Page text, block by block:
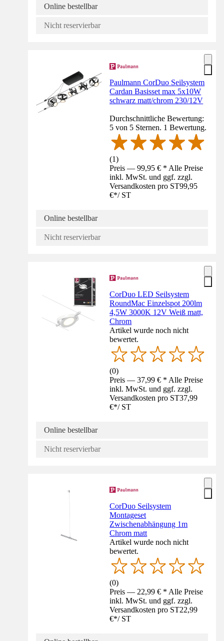
Online bestellbar
Nicht reservierbar
Paulmann CorDuo Seilsystem
Cardan Basisset max 5x10W
schwarz matt/chrom 230/12V
Durchschnittliche Bewertung:
5 von 5 Sternen. 1 Bewertung.
(1)
Preis — 99,95 € * Alle Preise
inkl. MwSt. und ggf. zzgl.
Versandkosten pro ST99,95
€*/ ST
Online bestellbar
Nicht reservierbar
CorDuo LED Seilsystem
RoundMac Einzelspot 200lm
4,5W 3000K 12V Weiß matt,
Chrom
Artikel wurde noch nicht
bewertet.
(0)
Preis — 37,99 € * Alle Preise
inkl. MwSt. und ggf. zzgl.
Versandkosten pro ST37,99
€*/ ST
Online bestellbar
Nicht reservierbar
CorDuo Seilsystem
Montageset
Zwischenabhängung 1m
Chrom matt
Artikel wurde noch nicht
bewertet.
(0)
Preis — 22,99 € * Alle Preise
inkl. MwSt. und ggf. zzgl.
Versandkosten pro ST22,99
€*/ ST